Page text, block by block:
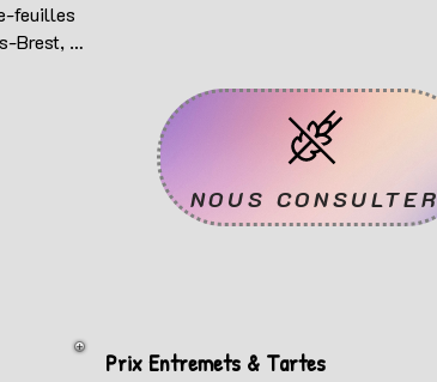
feuilles
Brest, …
NOUS CONSULTER
Prix Entremets & Tartes